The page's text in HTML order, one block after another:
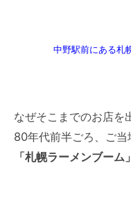
中野駅前にある札
なぜそこまでのお店を
80年代前半ごろ、ご
「札幌ラーメンブーム」